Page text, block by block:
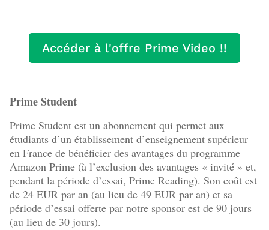
Accéder à l'offre Prime Video !!
Prime Student
Prime Student est un abonnement qui permet aux
étudiants d’un établissement d’enseignement supérieur
en France de bénéficier des avantages du programme
Amazon Prime (à l’exclusion des avantages « invité » et,
pendant la période d’essai, Prime Reading). Son coût est
de 24 EUR par an (au lieu de 49 EUR par an) et sa
période d’essai offerte par notre sponsor est de 90 jours
(au lieu de 30 jours).